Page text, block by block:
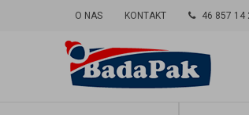
O NAS KONTAKT 46 857 14